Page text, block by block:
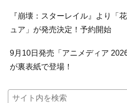
『崩壊：スターレイル』より「
ュア」が発売決定！予約開始
9月10日発売「アニメディア
が裏表紙で登場！